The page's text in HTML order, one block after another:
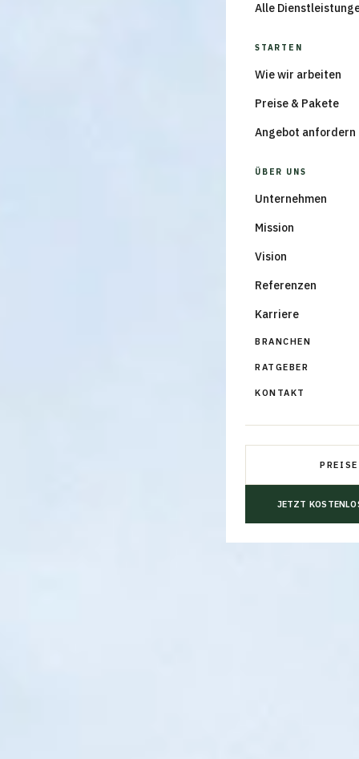
Alle
STARTEN
Wie wir arbeiten
Preise & Pakete
Angebot anfordern
ÜBER UNS
Unternehmen
Mission
Vision
Referenzen
Karriere
BRANCHEN
RATGEBER
KONTAKT
PREISE
JETZT